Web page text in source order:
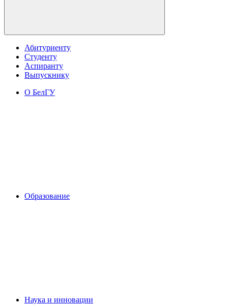
Абитуриенту
Студенту
Аспиранту
Выпускнику
О БелГУ
Образование
Наука и инновации